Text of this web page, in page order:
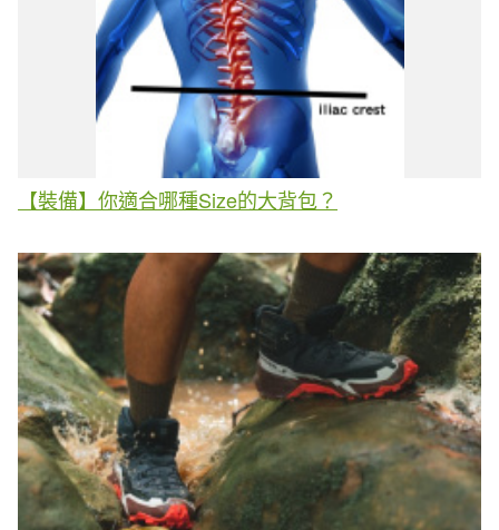
【裝備】你適合哪種Size的大背包？